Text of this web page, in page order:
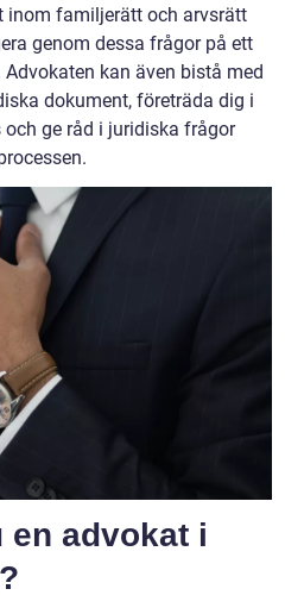
inom familjerätt och arvsrätt
genom dessa frågor på ett
kan även bistå med
dokument, företräda dig i
ge råd i juridiska frågor
en advokat i